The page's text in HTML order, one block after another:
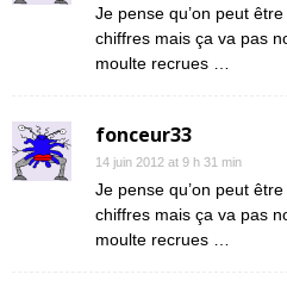
Je pense qu’on peut
chiffres mais ça va pas
moulte recrues …
fonceur33
14 juin 2012 at 9 h 31 min
Je pense qu’on peut
chiffres mais ça va pas
moulte recrues …